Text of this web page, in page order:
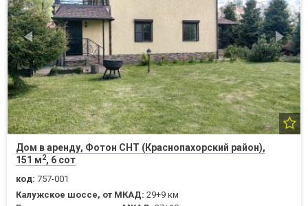
Дом в аренду, Фотон СНТ (Краснопахорский район),
151 м2, 6 сот
код: 757-001
Калужское шоссе, от МКАД: 29+9 км